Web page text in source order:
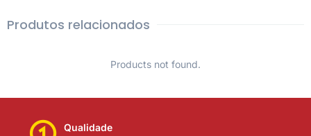
Produtos relacionados
Products not found.
Qualidade